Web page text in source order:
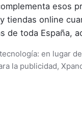
esos
tiendas online
de toda España,
en lugar
la publicidad,